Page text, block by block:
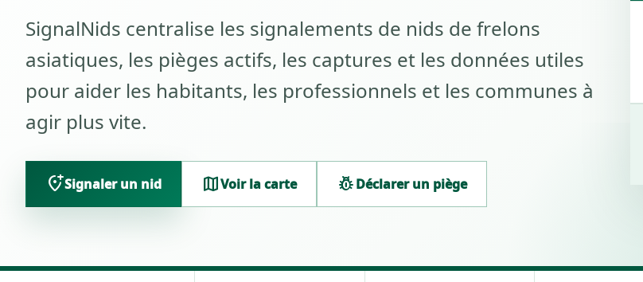
SignalNids centralise les signalements de nids de frelons
asiatiques, les pièges actifs, les captures et les données utiles
pour aider les habitants, les professionnels et les communes à
agir plus vite.
add_location_altSignaler un nid mapVoir la carte pest_controlDéclarer un piège